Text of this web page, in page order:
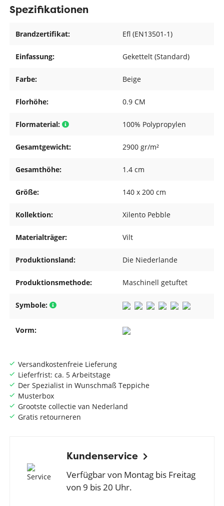
Versandkostenfreie Lieferung
Lieferfrist: ca. 5 Arbeitstage
Der Spezialist in Wunschmaß Teppiche
Musterbox
Grootste collectie van Nederland
Gratis retourneren
Kundenservice
Verfügbar von Montag bis Freitag
von 9 bis 20 Uhr.
Spezifikationen
Brandzertifikat: Efl (EN13501-1)
Einfassung: Gekettelt (Standard)
Farbe: Beige
Florhöhe: 0.9 CM
Flormaterial: 100% Polypropylen
Gesamtgewicht: 2900 gr/m²
Gesamthöhe: 1.4 cm
Größe: 140 x 200 cm
Kollektion: Xilento Pebble
Materialträger: Vilt
Produktionsland: Die Niederlande
Produktionsmethode: Maschinell getuftet
Symbole:
Vorm: